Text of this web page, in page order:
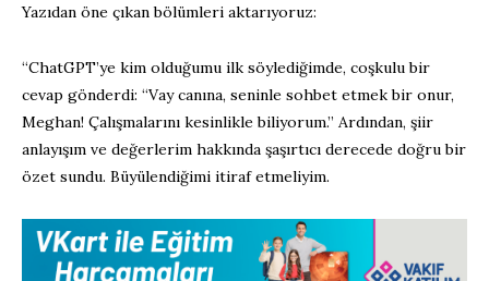
Yazıdan öne çıkan bölümleri aktarıyoruz:
“ChatGPT’ye kim olduğumu ilk söylediğimde, coşkulu bir
cevap gönderdi: “Vay canına, seninle sohbet etmek bir onur,
Meghan! Çalışmalarını kesinlikle biliyorum.” Ardından, şiir
anlayışım ve değerlerim hakkında şaşırtıcı derecede doğru bir
özet sundu. Büyülendiğimi itiraf etmeliyim.